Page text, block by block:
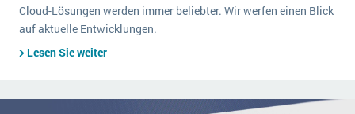
Cloud-Lösungen werden immer beliebter. Wir werfen einen Blick
auf aktuelle Entwicklungen.
Lesen Sie weiter